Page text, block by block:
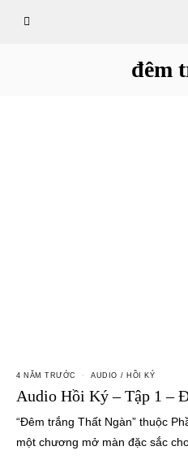
đêm
4 NĂM TRƯỚC AUDIO / HỒI KÝ
Audio Hồi Ký – Tập 1 –
“Đêm trắng Thất Ngàn” thuộc
một chương mở màn đặc sắc